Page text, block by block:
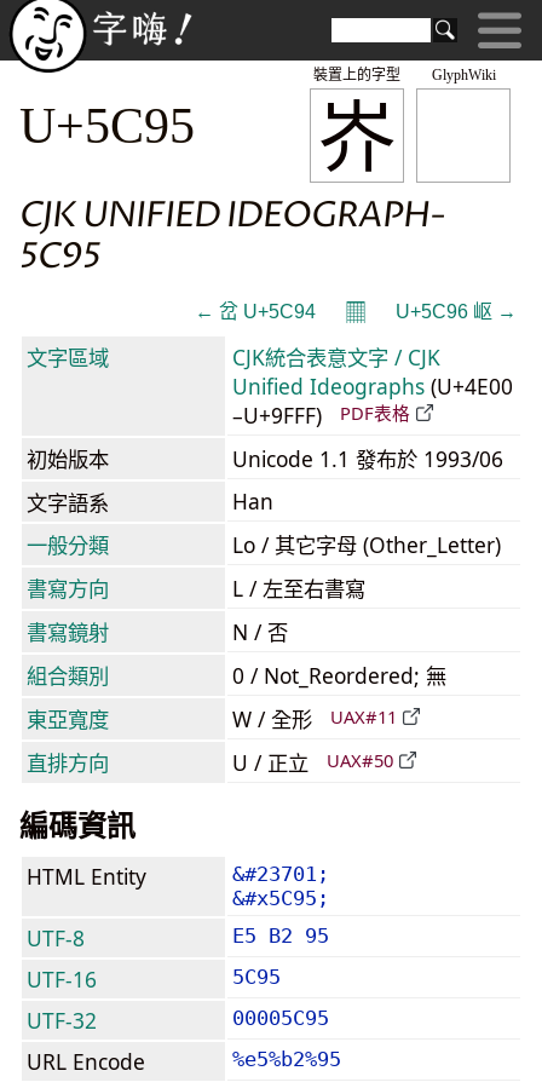
GlyphWiki
岕
裝置上的字型
U+5C95
CJK UNIFIED IDEOGRAPH-
5C95
← 岔 U+5C94 𝄜 U+5C96 岖 →
文字區域
CJK統合表意文字 / CJK
Unified Ideographs (U+4E00
–U+9FFF)
PDF表格
初始版本
Unicode 1.1 發布於 1993/06
文字語系
Han
一般分類
Lo / 其它字母 (Other_Letter)
書寫方向
L / 左至右書寫
書寫鏡射
N / 否
組合類別
0 / Not_Reordered; 無
東亞寬度
W / 全形 UAX#11
直排方向 U / 正立 UAX#50
編碼資訊
HTML Entity
&#23701;
&#x5C95;
UTF-8 E5 B2 95
UTF-16 5C95
UTF-32 00005C95
URL Encode %e5%b2%95